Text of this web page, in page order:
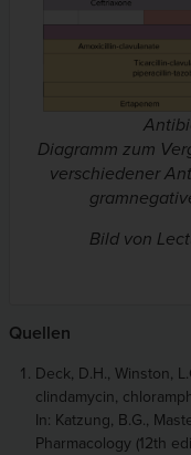
Diagramm zum
verschiedener
Bild von
Quellen
Deck, D.H., Winston,
clindamycin,
In: Katzung, B.G.,
Pharmacology (12th